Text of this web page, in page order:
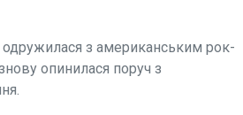
одружилася з американським рок-
опинилася поруч з